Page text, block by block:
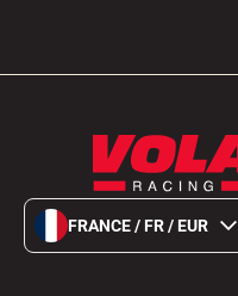
FRANCE / FR / EUR